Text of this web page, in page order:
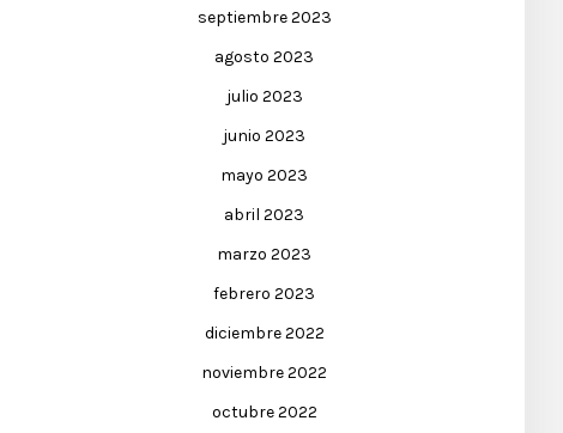
septiembre 2023
agosto 2023
julio 2023
junio 2023
mayo 2023
abril 2023
marzo 2023
febrero 2023
diciembre 2022
noviembre 2022
octubre 2022